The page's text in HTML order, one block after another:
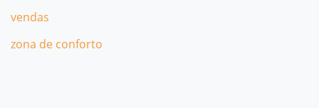
vendas
zona de conforto